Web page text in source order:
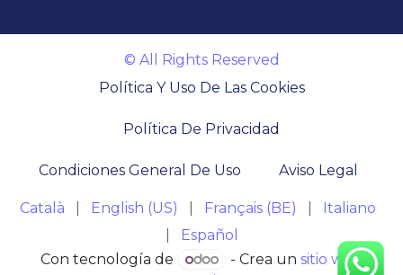
© All Rights Res​erved
Política Y Uso De Las Cookies
Política De Privacidad
Condiciones General De Uso Aviso Legal
Català English (US) Français (BE)
Italiano
Español
Con tecnología de
- Crea un sitio web